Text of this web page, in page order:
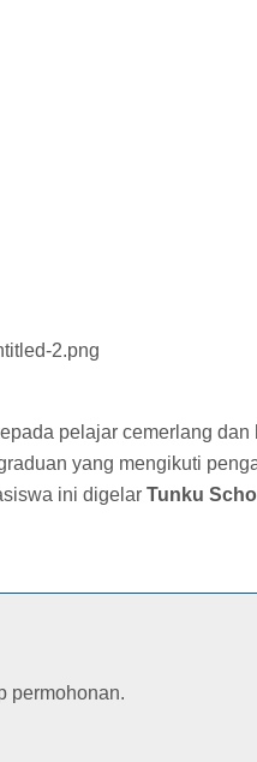
pelajar cemerlang dan
yang mengikuti
ini digelar Tunku
permohonan.